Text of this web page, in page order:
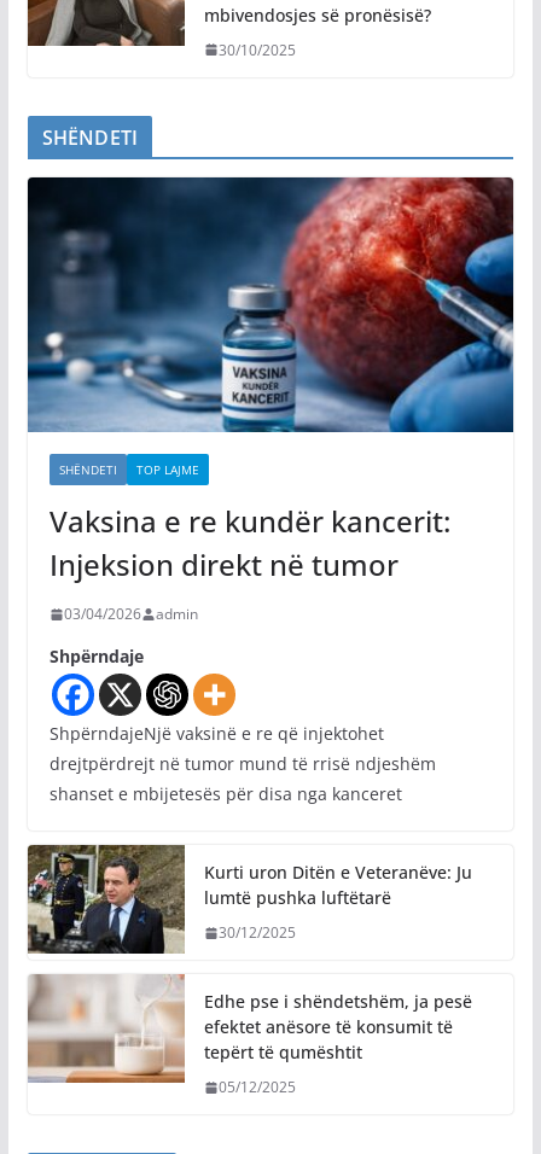
mbivendosjes së pronësisë?
30/10/2025
SHËNDETI
SHËNDETI TOP LAJME
Vaksina e re kundër kancerit:
Injeksion direkt në tumor
03/04/2026 admin
Shpërndaje
ShpërndajeNjë vaksinë e re që injektohet
drejtpërdrejt në tumor mund të rrisë ndjeshëm
shanset e mbijetesës për disa nga kanceret
Kurti uron Ditën e Veteranëve: Ju
lumtë pushka luftëtarë
30/12/2025
Edhe pse i shëndetshëm, ja pesë
efektet anësore të konsumit të
tepërt të qumështit
05/12/2025